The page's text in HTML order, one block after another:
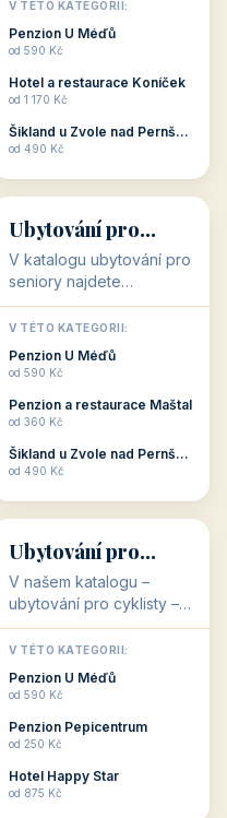
cenově dostupné
ubytování v ČR. Budete
c...
V TÉTO KATEGORII:
Penzion U Méďů
od 590 Kč
Hotel a restaurace Koníček
od 1 170 Kč
Šikland u Zvole nad Pernštejnem
od 490 Kč
🧓
33 objektů
Ubytování pro
seniory
V katalogu ubytování pro
seniory najdete
penziony a hotely, které
jsou přizpůsobeny pro
ubytování klientů vyššího
věku. Některé z nich
V TÉTO KATEGORII:
Penzion U Méďů
od 590 Kč
Penzion a restaurace Maštal
od 360 Kč
Šikland u Zvole nad Pernštejnem
od 490 Kč
🚴
32 objektů
Ubytování pro
cyklisty
V našem katalogu –
ubytování pro cyklisty –
jsou pro Vás připraveny
objekty, které jsou na
milovníky cykloturistiky
připraveny. Většinou mají
V TÉTO KATEGORII:
Penzion U Méďů
od 590 Kč
Penzion Pepicentrum
od 250 Kč
Hotel Happy Star
od 875 Kč
💼